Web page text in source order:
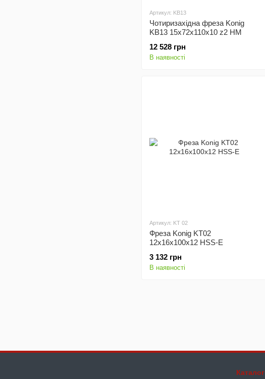
Артикул: KB13
Чотиризахідна фреза Konig
KB13 15x72х110x10 z2 HМ
12 528 грн
В наявності
Артикул: KT 02
Фреза Konig KT02
12х16х100х12 HSS-E
3 132 грн
В наявності
Каталог